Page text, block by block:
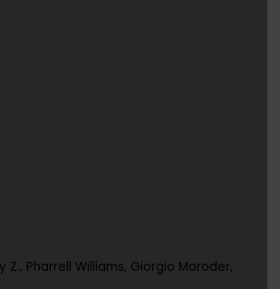
Z., Pharrell Williams, Giorgio Moroder,